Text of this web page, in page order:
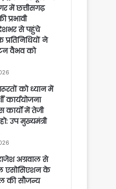
में छत्तीसगढ़
प्रभावी
से पहुंचे
प्रतिनिधियों ने
वैभव को
को ध्यान में
कार्ययोजना
कार्यों में तेजी
उप मुख्यमंत्री
अग्रवाल से
एसोसिएशन के
की सौजन्य